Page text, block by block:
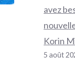
avez
Korin
5 août